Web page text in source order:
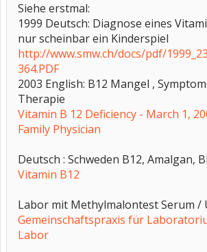
Siehe erstmal:
1999 Deutsch: Diagnose eines
nur scheinbar ein Kinderspiel
http://www.smw.ch/docs/pdf/
364.PDF
2003 English: B12 Mangel ,
Therapie
Vitamin B 12 Deficiency - March 1,
Family Physician
Deutsch : Schweden B12, Amalgan,
Vitamin B12
Labor mit Methylmalontest Serum /
Gemeinschaftspraxis für
Labor